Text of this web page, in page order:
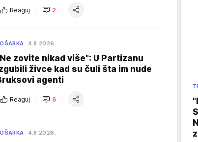
Reaguj 2
4.8.2026.
zovite nikad više": U Partizanu
živce kad su čuli šta im nude
agenti
Reaguj 6
4.8.2026.